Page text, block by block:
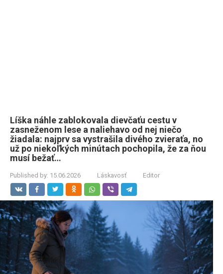
Líška náhle zablokovala dievčaťu cestu v
zasneženom lese a naliehavo od nej niečo
žiadala: najprv sa vystrašila divého zvieraťa, no
už po niekoľkých minútach pochopila, že za ňou
musí bežať…
Published by: 15.06.2026 Láskavosť Editor